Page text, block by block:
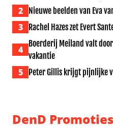
2 Nieuwe beelden van Eva
3 Rachel Hazes zet Evert
4
Boerderij Meiland valt
vakantie
5 Peter Gillis krijgt pijnlijke
DenD Promoties